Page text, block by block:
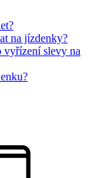
na jízdenky?
vyřízení slevy na